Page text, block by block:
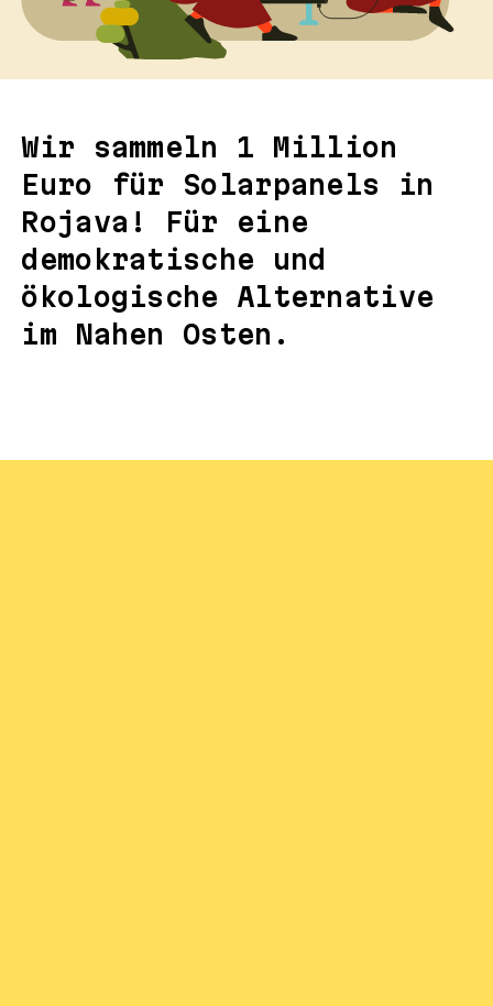
Wir sammeln 1 Million
Euro für Solarpanels in
Rojava! Für eine
demokratische und
ökologische Alternative
im Nahen Osten.